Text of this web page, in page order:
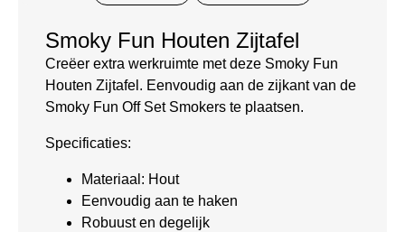
Smoky Fun Houten Zijtafel
Creëer extra werkruimte met deze Smoky Fun
Houten Zijtafel. Eenvoudig aan de zijkant van de
Smoky Fun Off Set Smokers te plaatsen.
Specificaties:
Materiaal: Hout
Eenvoudig aan te haken
Robuust en degelijk